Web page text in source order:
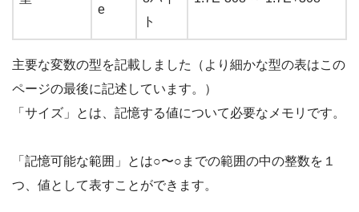
e
ト
主要な変数の型を記載しました（より細かな型の表はこの
ページの最後に記述しています。）
「サイズ」とは、記憶する値について必要なメモリです。
「記憶可能な範囲」とは○〜○までの範囲の中の整数を１
つ、値として表すことができます。